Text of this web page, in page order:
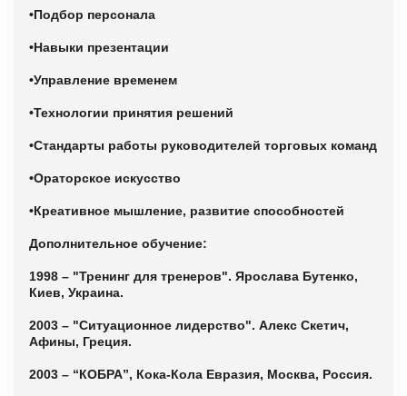
•Подбор персонала
•Навыки презентации
•Управление временем
•Технологии принятия решений
•Стандарты работы руководителей торговых команд
•Ораторское искусство
•Креативное мышление, развитие способностей
Дополнительное обучение:
1998 – "Тренинг для тренеров". Ярослава Бутенко,
Киев, Украина.
2003 – "Ситуационное лидерство". Алекс Скетич,
Афины, Греция.
2003 – “КОБРА”, Кока-Кола Евразия, Москва, Россия.